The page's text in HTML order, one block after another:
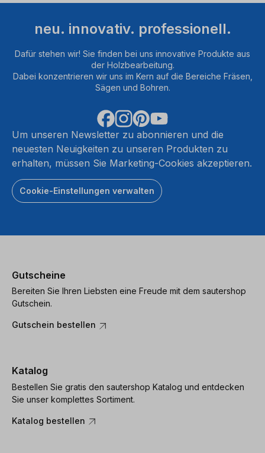
neu. innovativ. professionell.
Dafür stehen wir! Sie finden bei uns innovative Produkte aus
der Holzbearbeitung.
Dabei konzentrieren wir uns im Kern auf die Bereiche Fräsen,
Sägen und Bohren.
Um unseren Newsletter zu abonnieren und die
neuesten Neuigkeiten zu unseren Produkten zu
erhalten, müssen Sie Marketing-Cookies akzeptieren.
Cookie-Einstellungen verwalten
Gutscheine
Bereiten Sie Ihren Liebsten eine Freude mit dem sautershop
Gutschein.
Gutschein bestellen
Katalog
Bestellen Sie gratis den sautershop Katalog und entdecken
Sie unser komplettes Sortiment.
Katalog bestellen